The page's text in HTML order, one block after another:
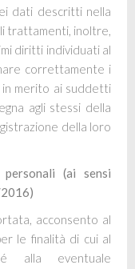
dati descritti nella
trattamenti, inoltre,
diritti individuati al
correttamente i
merito ai suddetti
agli stessi della
della loro
(ai sensi
acconsento al
le finalità di cui al
alla eventuale